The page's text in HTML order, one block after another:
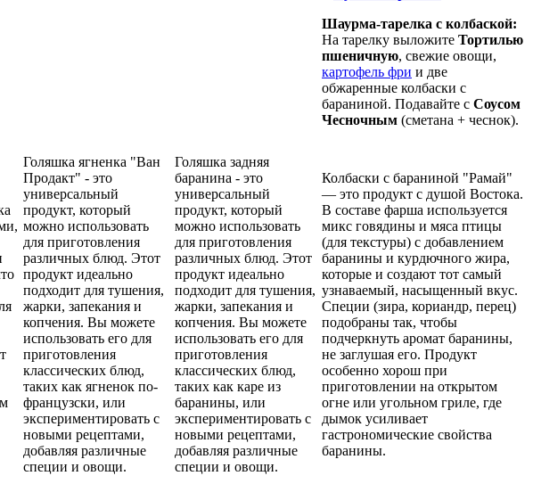
Шаурма-тарелка с колбаской:
На тарелку выложите Тортилью
пшеничную, свежие овощи,
картофель фри и две
обжаренные колбаски с
бараниной. Подавайте с Соусом
Чесночным (сметана + чеснок).
Голяшка ягненка "Ван
Продакт" - это
универсальный
продукт, который
можно использовать
для приготовления
различных блюд. Этот
продукт идеально
подходит для тушения,
жарки, запекания и
копчения. Вы можете
использовать его для
приготовления
классических блюд,
таких как ягненок по-
французски, или
экспериментировать с
новыми рецептами,
добавляя различные
специи и овощи.
Голяшка задняя
баранина - это
универсальный
продукт, который
можно использовать
для приготовления
различных блюд. Этот
продукт идеально
подходит для тушения,
жарки, запекания и
копчения. Вы можете
использовать его для
приготовления
классических блюд,
таких как каре из
баранины, или
экспериментировать с
новыми рецептами,
добавляя различные
специи и овощи.
Колбаски с бараниной "Рамай"
— это продукт с душой Востока.
В составе фарша используется
микс говядины и мяса птицы
(для текстуры) с добавлением
баранины и курдючного жира,
которые и создают тот самый
узнаваемый, насыщенный вкус.
Специи (зира, кориандр, перец)
подобраны так, чтобы
подчеркнуть аромат баранины,
не заглушая его. Продукт
особенно хорош при
приготовлении на открытом
огне или угольном гриле, где
дымок усиливает
гастрономические свойства
баранины.